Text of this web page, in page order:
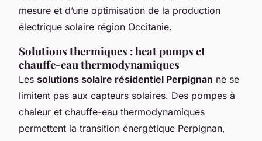
mesure et d’une optimisation de la production
électrique solaire région Occitanie.
Solutions thermiques : heat pumps et
chauffe-eau thermodynamiques
Les solutions solaire résidentiel Perpignan ne se
limitent pas aux capteurs solaires. Des pompes à
chaleur et chauffe-eau thermodynamiques
permettent la transition énergétique Perpignan,